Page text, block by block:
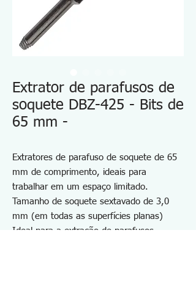
Extrator de parafusos de
soquete DBZ-425 - Bits de
65 mm -
Extratores de parafuso de soquete de 65
mm de comprimento, ideais para
trabalhar em um espaço limitado.
Tamanho de soquete sextavado de 3,0
mm (em todas as superfícies planas)
Ideal para a extração de parafusos